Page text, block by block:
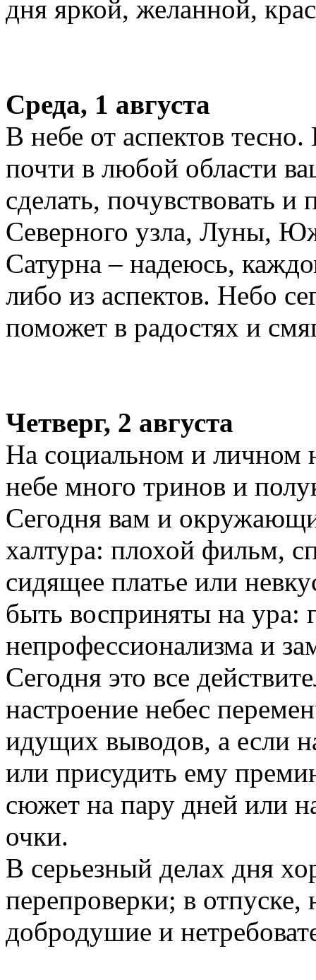
дня яркой, желанной,
Среда, 1 августа
В небе от аспектов
почти в любой области
сделать, почувствовать
Северного узла, Луны,
Сатурна – надеюсь,
либо из аспектов. Небо
поможет в радостях и
Четверг, 2 августа
На социальном и личном
небе много тринов и
Сегодня вам и
халтура: плохой фильм,
сидящее платье или
быть восприняты на ура:
непрофессионализма и
Сегодня это все
настроение небес
идущих выводов, а если
или присудить ему
сюжет на пару дней или
очки.
В серьезный делах дня
перепроверки; в
добродушие и